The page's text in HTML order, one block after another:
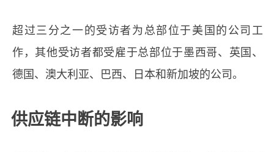
超过三分之一的受访者为总部位于美国的公司工
作，其他受访者都受雇于总部位于墨西哥、英国、
德国、澳大利亚、巴西、日本和新加坡的公司。
供应链中断的影响